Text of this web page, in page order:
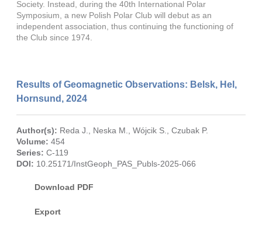
Society. Instead, during the 40th International Polar
Symposium, a new Polish Polar Club will debut as an
independent association, thus continuing the functioning of
the Club since 1974.
Results of Geomagnetic Observations: Belsk, Hel,
Hornsund, 2024
Author(s): Reda J. Neska M. ,Wójcik S. ,Czubak P.
Volume: 454
Series: C-119
DOI: 10.25171/InstGeoph_PAS_Publs-2025-066
Download PDF
Export